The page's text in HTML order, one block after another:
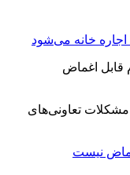
تعاونی‌های
نیست